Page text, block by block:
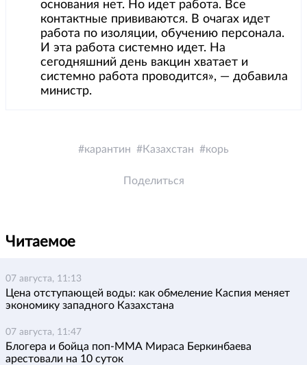
основания нет. Но идет работа. Все
контактные прививаются. В очагах идет
работа по изоляции, обучению персонала.
И эта работа системно идет. На
сегодняшний день вакцин хватает и
системно работа проводится», — добавила
министр.
карантин Казахстан корь
Поделиться
Читаемое
07 августа, 11:13
Цена отступающей воды: как обмеление Каспия меняет
экономику западного Казахстана
07 августа, 11:47
Блогера и бойца поп-ММА Мираса Беркинбаева
арестовали на 10 суток